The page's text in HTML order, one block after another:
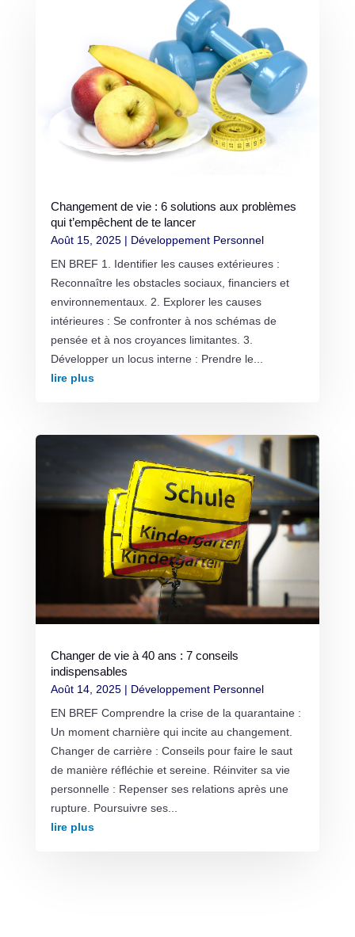
Changement de vie : 6 solutions aux problèmes
qui t’empêchent de te lancer
Août 15, 2025| Développement Personnel
EN BREF 1. Identifier les causes extérieures :
Reconnaître les obstacles sociaux, financiers et
environnementaux. 2. Explorer les causes
intérieures : Se confronter à nos schémas de
pensée et à nos croyances limitantes. 3.
Développer un locus interne : Prendre le...
lire plus
Changer de vie à 40 ans : 7 conseils
indispensables
Août 14, 2025| Développement Personnel
EN BREF Comprendre la crise de la quarantaine :
Un moment charnière qui incite au changement.
Changer de carrière : Conseils pour faire le saut
de manière réfléchie et sereine. Réinviter sa vie
personnelle : Repenser ses relations après une
rupture. Poursuivre ses...
lire plus